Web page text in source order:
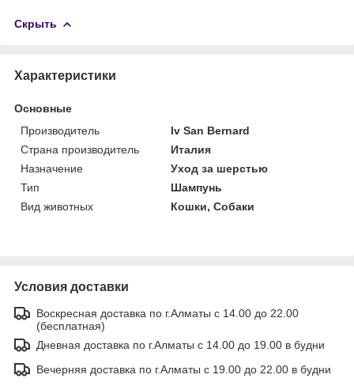
Скрыть
Характеристики
Основные
Производитель
Iv San Bernard
Страна производитель
Италия
Назначение
Уход за шерстью
Тип
Шампунь
Вид животных
Кошки, Собаки
Условия доставки
Воскресная доставка по г.Алматы с 14.00 до 22.00
(бесплатная)
Дневная доставка по г.Алматы с 14.00 до 19.00 в будни
Вечерняя доставка по г.Алматы с 19.00 до 22.00 в будни